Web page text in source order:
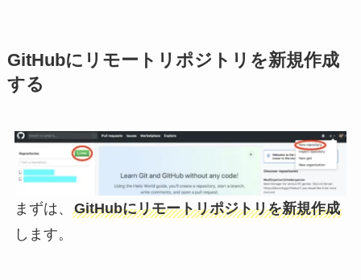
GitHubにリモートリポジトリを新規作成
する
まずは、 GitHubにリモートリポジトリを新規作成
します。